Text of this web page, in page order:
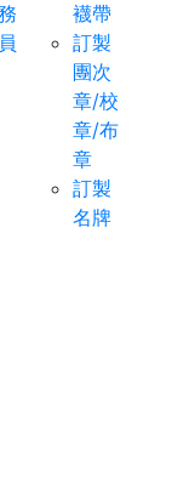
襪帶
訂製
團次
章/校
章/布
章
訂製
名牌